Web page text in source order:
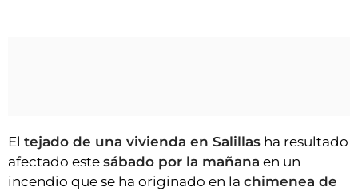
CLUB DEL AMIGO MILITANTE
El tejado de una vivienda en Salillas ha resultado
afectado este sábado por la mañana en un
incendio que se ha originado en la chimenea de